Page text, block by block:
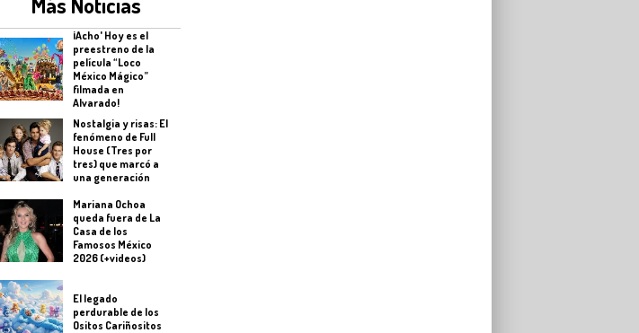
¡Acho' Hoy es el
preestreno de la
película “Loco
México Mágico”
filmada en
Alvarado!
Nostalgia y risas: El
fenómeno de Full
House (Tres por
tres) que marcó a
una generación
Mariana Ochoa
queda fuera de La
Casa de los
Famosos México
2026 (+videos)
El legado
perdurable de los
Ositos Cariñositos